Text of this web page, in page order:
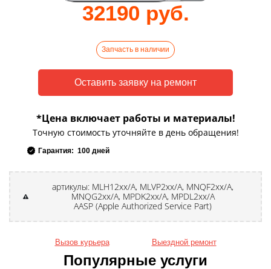
32190 руб.
Запчасть в наличии
*Цена включает работы и материалы!
Точную стоимость уточняйте в день обращения!
Гарантия: 100 дней
артикулы: MLH12xx/A, MLVP2xx/A, MNQF2xx/A,
MNQG2xx/A, MPDK2xx/A, MPDL2xx/A
AASP (Apple Authorized Service Part)
Вызов курьера Выездной ремонт
Популярные услуги